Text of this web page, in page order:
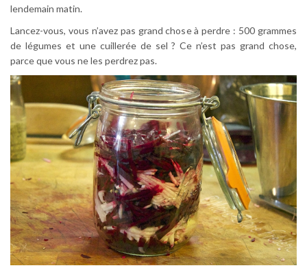
lendemain matin.
Lancez-vous, vous n’avez pas grand chose à perdre : 500 grammes
de légumes et une cuillerée de sel ? Ce n’est pas grand chose,
parce que vous ne les perdrez pas.